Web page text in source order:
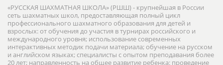
«РУССКАЯ ШАХМАТНАЯ ШКОЛА» (РШШ) - крупнейшая в России
сеть шахматных школ, предоставляющая полный цикл
профессионального шахматного образования для детей и
взрослых: от обучения до участия в турнирах российского и
международного уровня; использование современных
интерактивных методик подачи материала; обучение на русском
и английском языках; специалисты с опытом преподавания более
20 лет; направленность на общее развитие ребенка: проведение